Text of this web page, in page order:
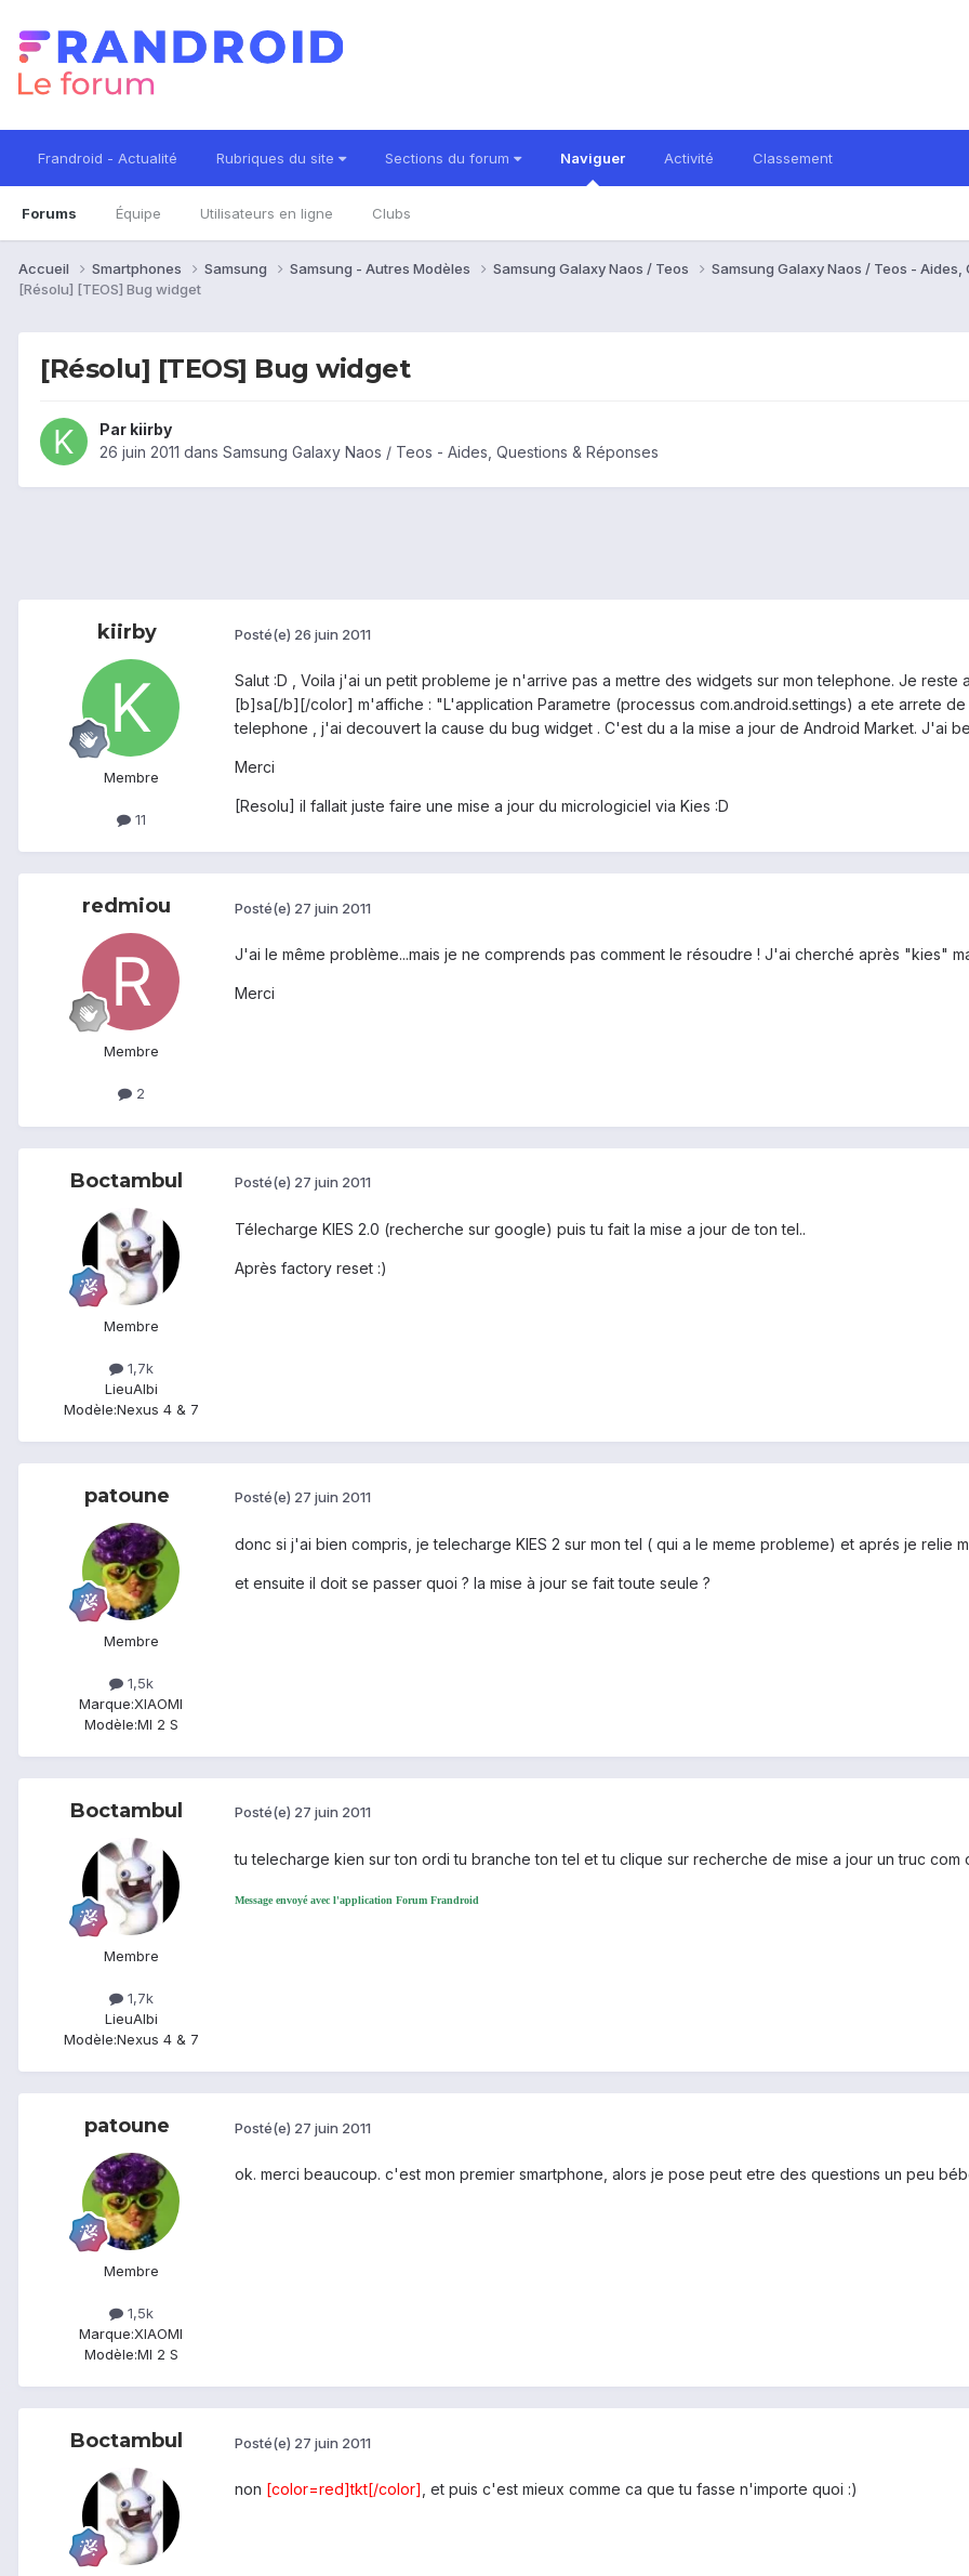
Frandroid - Actualité Rubriques du site Sections du forum Naviguer
Forums Équipe Utilisateurs en ligne Clubs
Activité Classement
Accueil Smartphones Samsung Samsung - Autres Modèles Samsung Galaxy Naos / Teos
Samsung Galaxy Naos / Teos - Aides,
[Résolu] [TEOS] Bug widget
[Résolu] [TEOS] Bug widget
Par kiirby
26 juin 2011 dans Samsung Galaxy Naos / Teos - Aides, Questions & Réponses
kiirby
Membre
11
Posté(e) 26 juin 2011
Salut :D , Voila j'ai un petit probleme je n'arrive pas a mettre des widgets sur mon telephone. Je
[b]sa[/b][/color] m'affiche : "L'application Parametre (processus com.android.settings) a ete arrete
telephone , j'ai decouvert la cause du bug widget . C'est du a la mise a jour de Android Market. J'ai
Merci
[Resolu] il fallait juste faire une mise a jour du micrologiciel via Kies :D
redmiou
Membre
2
Posté(e) 27 juin 2011
J'ai le même problème...mais je ne comprends pas comment le résoudre ! J'ai cherché après "kies"
Merci
Boctambul
Membre
1,7k
LieuAlbi
Modèle:Nexus 4 & 7
Posté(e) 27 juin 2011
Télecharge KIES 2.0 (recherche sur google) puis tu fait la mise a jour de ton tel..
Après factory reset :)
patoune
Membre
1,5k
Marque:XIAOMI
Modèle:MI 2 S
Posté(e) 27 juin 2011
donc si j'ai bien compris, je telecharge KIES 2 sur mon tel ( qui a le meme probleme) et aprés je relie
et ensuite il doit se passer quoi ? la mise à jour se fait toute seule ?
Boctambul
Membre
1,7k
LieuAlbi
Modèle:Nexus 4 & 7
Posté(e) 27 juin 2011
tu telecharge kien sur ton ordi tu branche ton tel et tu clique sur recherche de mise a jour un truc com
Message envoyé avec l'application Forum Frandroid
patoune
Membre
1,5k
Marque:XIAOMI
Modèle:MI 2 S
Posté(e) 27 juin 2011
ok. merci beaucoup. c'est mon premier smartphone, alors je pose peut etre des questions un peu
Boctambul Posté(e) 27 juin 2011
non [color=red]tkt[/color] , et puis c'est mieux comme ca que tu fasse n'importe quoi :)